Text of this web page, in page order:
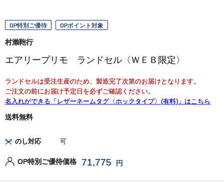
OP特別ご優待 OPポイント対象
村瀨鞄行
エアリープリモ ランドセル〈ＷＥＢ限定〉
ランドセルは受注生産のため、製造完了次第のお届けとなります。
ご注文の前にお届け予定日を必ずご確認ください。
名入れができる「レザーネームタグ〈ホックタイプ〉(有料)」はこちら
送料無料
のし対応 可
OP特別ご優待価格 71,775 円